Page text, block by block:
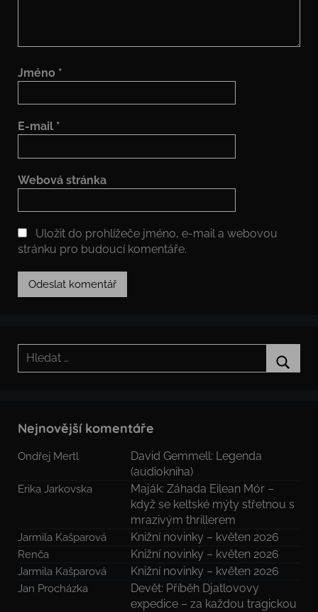
Jméno *
E-mail *
Webová stránka
Uložit do prohlížeče jméno, e-mail a webovou
stránku pro budoucí komentáře.
Hledat:
Nejnovější komentáře
Ondřej Mertl
David Gemmell: Legenda
(audiokniha)
Erika Jarkovska
Maják: Záhada Eilean Mór –
když se keltské mýty střetnou s
mrazivým thrillerem
Jarmila Kašparová Knižní novinky – květen 2026
Renča Knižní novinky – květen 2026
Jarmila Kašparová Knižní novinky – květen 2026
Jan Procházka
Devět: Příběh Djatlovovy
expedice – za každou tragickou